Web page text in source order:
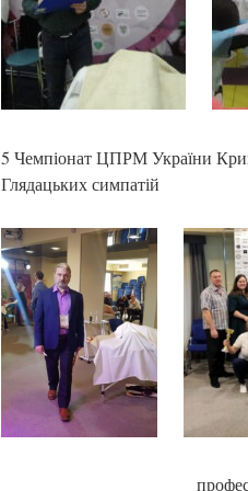
5 Чемпіонат ЦПРМ України
Глядацьких симпатій